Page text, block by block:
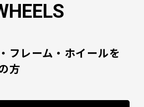
フレーム・ホイールを
方